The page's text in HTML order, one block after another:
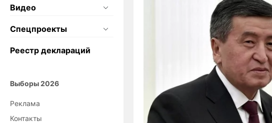
Видео
Спецпроекты
Реестр деклараций
Выборы 2026
Реклама
Контакты